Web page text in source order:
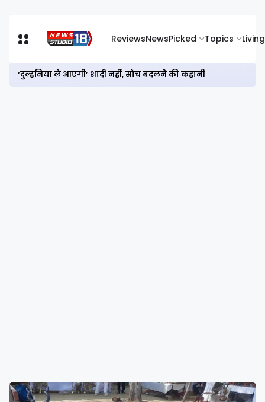
ReviewsNewsPicked Topics Living
‘दुल्हनिया ले आएगी’ शादी नहीं, सोच बदलने की कहानी